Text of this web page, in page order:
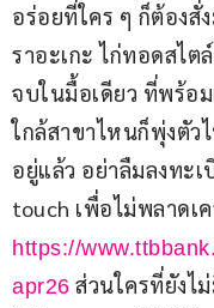
อร่อยที่ใคร ๆ ก็ต้องสั่
ราอะเกะ ไก่ทอดสไ
จบในมื้อเดียว ที่พร้อ
ใกล้สาขาไหนก็พุ่งตัว
อยู่แล้ว อย่าลืมลงทะ
touch เพื่อไม่พลาดเ
https://
apr26 ส่วนใครที่ยังไ